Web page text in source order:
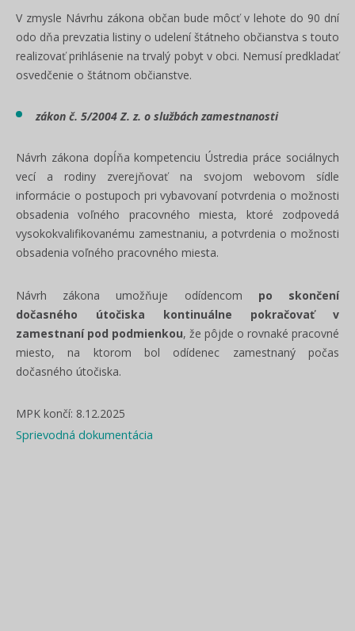
V zmysle Návrhu zákona občan bude môcť v lehote do 90 dní
odo dňa prevzatia listiny o udelení štátneho občianstva s touto
realizovať prihlásenie na trvalý pobyt v obci. Nemusí predkladať
osvedčenie o štátnom občianstve.
zákon č. 5/2004 Z. z. o službách zamestnanosti
Návrh zákona dopĺňa kompetenciu Ústredia práce sociálnych
vecí a rodiny zverejňovať na svojom webovom sídle
informácie o postupoch pri vybavovaní potvrdenia o možnosti
obsadenia voľného pracovného miesta, ktoré zodpovedá
vysokokvalifikovanému zamestnaniu, a potvrdenia o možnosti
obsadenia voľného pracovného miesta.
Návrh zákona umožňuje odídencom po skončení
dočasného útočiska kontinuálne pokračovať v
zamestnaní pod podmienkou, že pôjde o rovnaké pracovné
miesto, na ktorom bol odídenec zamestnaný počas
dočasného útočiska.
MPK končí: 8.12.2025
Sprievodná dokumentácia